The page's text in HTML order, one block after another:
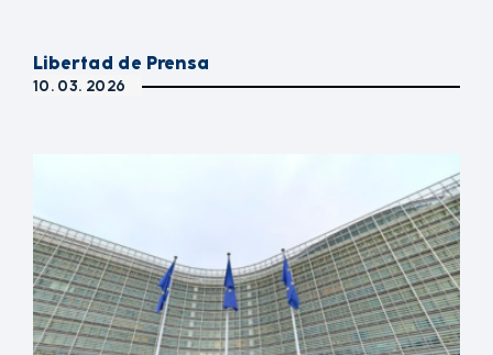
Libertad de Prensa
10. 03. 2026